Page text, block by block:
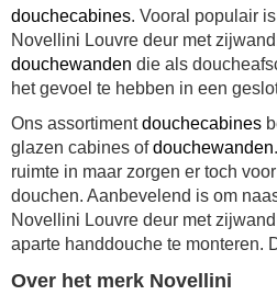
douchecabines. Vooral populair
Novellini Louvre deur met zijwand
douchewanden die als
het gevoel te hebben in een
Ons assortimentdouchecabines
glazen cabines ofdouchewanden
ruimte in maar zorgen er toch
douchen. Aanbevelend is om
Novellini Louvre deur met zijwand
aparte handdouche te monteren.
Over het merk Novellini